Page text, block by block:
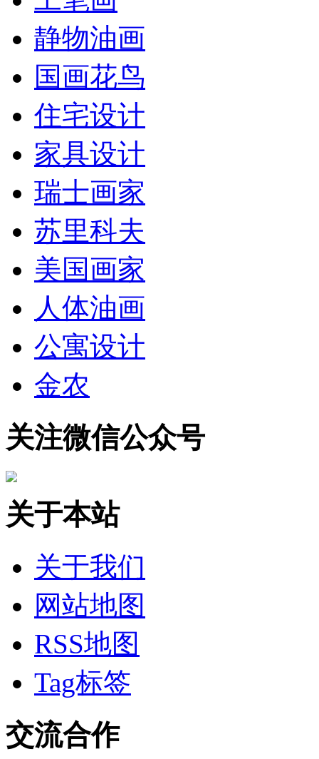
静物油画
国画花鸟
住宅设计
家具设计
瑞士画家
苏里科夫
美国画家
人体油画
公寓设计
金农
关注微信公众号
关于本站
关于我们
网站地图
RSS地图
Tag标签
交流合作